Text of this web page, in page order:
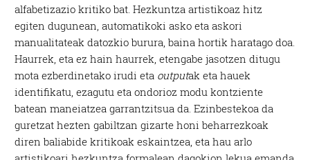
alfabetizazio kritiko bat. Hezkuntza artistikoaz hitz
egiten dugunean, automatikoki asko eta askori
manualitateak datozkio burura, baina hortik haratago doa.
Haurrek, eta ez hain haurrek, etengabe jasotzen ditugu
mota ezberdinetako irudi eta outputak eta hauek
identifikatu, ezagutu eta ondorioz modu kontziente
batean maneiatzea garrantzitsua da. Ezinbestekoa da
guretzat hezten gabiltzan gizarte honi beharrezkoak
diren baliabide kritikoak eskaintzea, eta hau arlo